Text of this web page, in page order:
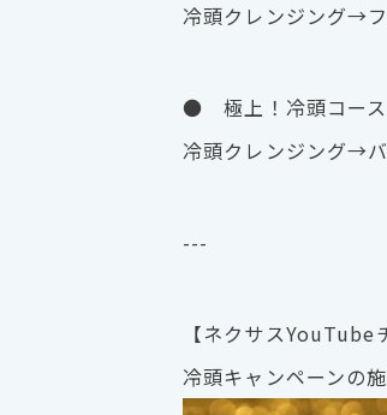
冷頭クレンジング→
● 極上！冷頭コース
冷頭クレンジング→
---
【ネクサスYouTube
冷頭キャンペーンの